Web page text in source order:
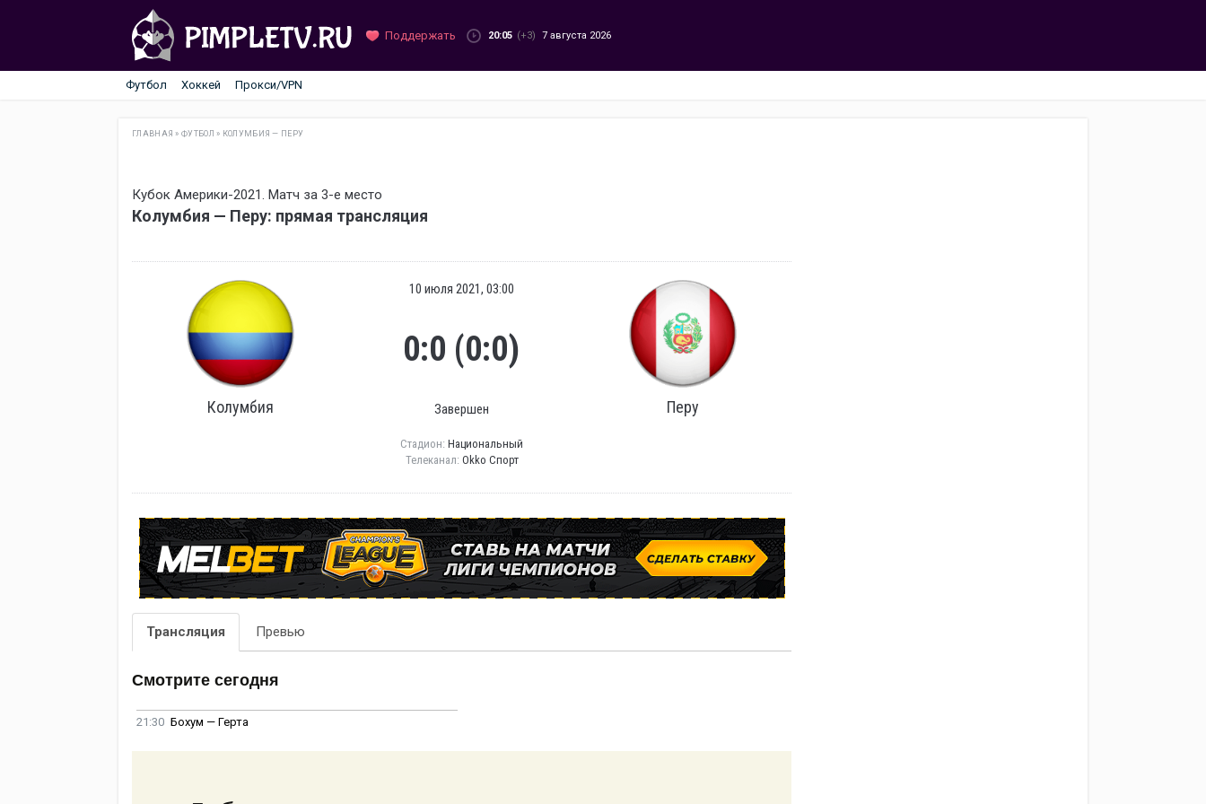
Поддержать 20:05 (+3) 7 августа 2026
Футбол Хоккей Прокси/VPN
ГЛАВНАЯ »ФУТБОЛ » КОЛУМБИЯ — ПЕРУ
Кубок Америки-2021. Матч за 3-е место
Колумбия — Перу: прямая трансляция
Колумбия
10 июля 2021, 03:00
0:0 (0:0)
Завершен Перу
Стадион: Национальный
Телеканал: Okko Спорт
Трансляция Превью
Смотрите сегодня
21:30 Бохум — Герта